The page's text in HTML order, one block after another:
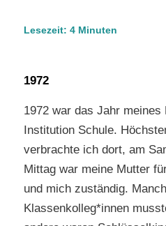
Lesezeit: 4 Minuten
1972
1972 war das Jahr
Institution Schule.
verbrachte ich dort, am
Mittag war meine Mutter
und mich zuständig.
Klassenkolleg*innen